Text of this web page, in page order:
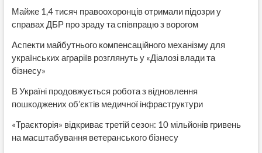
Майже 1,4 тисяч правоохоронців отримали підозри у
справах ДБР про зраду та співпрацю з ворогом
Аспекти майбутнього компенсаційного механізму для
українських аграріїв розглянуть у «Діалозі влади та
бізнесу»
В Україні продовжується робота з відновлення
пошкоджених об’єктів медичної інфраструктури
«Траєкторія» відкриває третій сезон: 10 мільйонів гривень
на масштабування ветеранського бізнесу